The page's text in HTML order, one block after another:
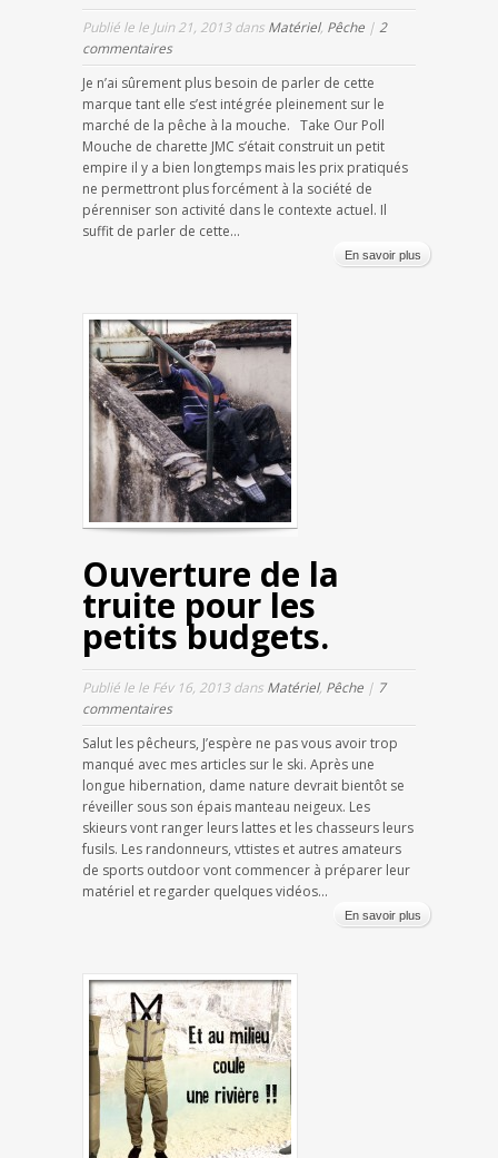
Publié le le Juin 21, 2013 dans Matériel, Pêche | 2
commentaires
Je n’ai sûrement plus besoin de parler de cette
marque tant elle s’est intégrée pleinement sur le
marché de la pêche à la mouche. Take Our Poll
Mouche de charette JMC s’était construit un petit
empire il y a bien longtemps mais les prix pratiqués
ne permettront plus forcément à la société de
pérenniser son activité dans le contexte actuel. Il
suffit de parler de cette...
En savoir plus
Ouverture de la
truite pour les
petits budgets.
Publié le le Fév 16, 2013 dans Matériel, Pêche | 7
commentaires
Salut les pêcheurs, J’espère ne pas vous avoir trop
manqué avec mes articles sur le ski. Après une
longue hibernation, dame nature devrait bientôt se
réveiller sous son épais manteau neigeux. Les
skieurs vont ranger leurs lattes et les chasseurs leurs
fusils. Les randonneurs, vttistes et autres amateurs
de sports outdoor vont commencer à préparer leur
matériel et regarder quelques vidéos...
En savoir plus